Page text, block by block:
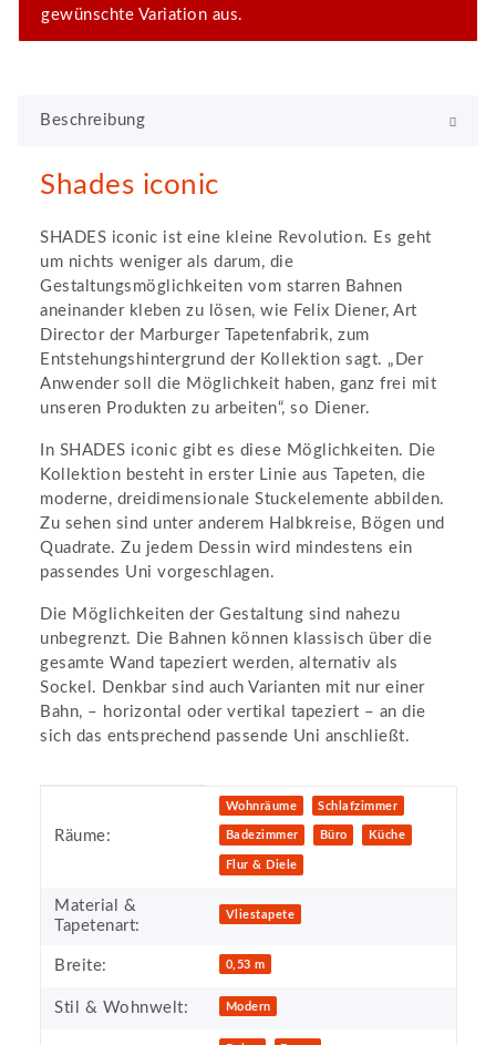
gewünschte Variation aus.
Beschreibung
Shades iconic
SHADES iconic ist eine kleine Revolution. Es geht
um nichts weniger als darum, die
Gestaltungsmöglichkeiten vom starren Bahnen
aneinander kleben zu lösen, wie Felix Diener, Art
Director der Marburger Tapetenfabrik, zum
Entstehungshintergrund der Kollektion sagt. „Der
Anwender soll die Möglichkeit haben, ganz frei mit
unseren Produkten zu arbeiten“, so Diener.
In SHADES iconic gibt es diese Möglichkeiten. Die
Kollektion besteht in erster Linie aus Tapeten, die
moderne, dreidimensionale Stuckelemente abbilden.
Zu sehen sind unter anderem Halbkreise, Bögen und
Quadrate. Zu jedem Dessin wird mindestens ein
passendes Uni vorgeschlagen.
Die Möglichkeiten der Gestaltung sind nahezu
unbegrenzt. Die Bahnen können klassisch über die
gesamte Wand tapeziert werden, alternativ als
Sockel. Denkbar sind auch Varianten mit nur einer
Bahn, – horizontal oder vertikal tapeziert – an die
sich das entsprechend passende Uni anschließt.
Räume:
Wohnräume Schlafzimmer
Badezimmer Büro Küche
Flur & Diele
Material &
Tapetenart:
Vliestapete
Breite: 0,53 m
Stil & Wohnwelt: Modern